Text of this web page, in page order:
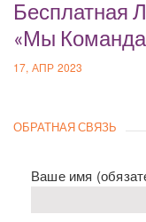
Бесплатная
«Мы
17, АПР 2023
ОБРАТНАЯ СВЯЗЬ
Ваше имя